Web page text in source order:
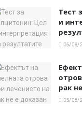
Тест
и
06/08/
рак
05/08/